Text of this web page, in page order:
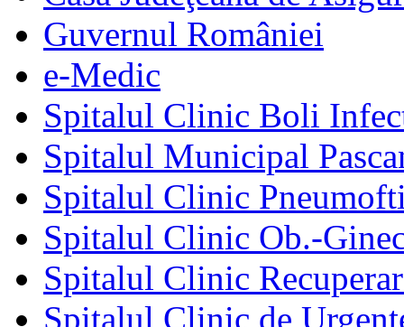
Guvernul României
e-Medic
Spitalul Clinic Boli
Spitalul Municipal
Spitalul Clinic
Spitalul Clinic Ob.-
Spitalul Clinic
Spitalul Clinic de